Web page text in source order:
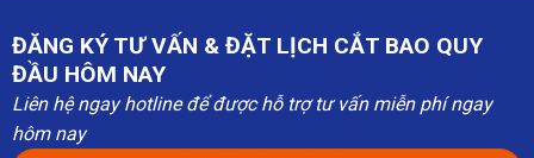
ĐĂNG KÝ TƯ VẤN & ĐẶT LỊCH CẮT BAO QUY
ĐẦU HÔM NAY
Liên hệ ngay hotline để được hỗ trợ tư vấn miễn phí ngay
hôm nay